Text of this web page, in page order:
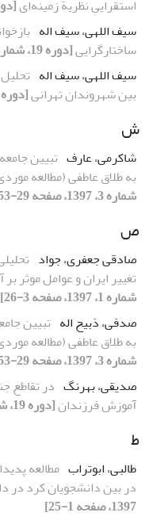
استقراییِ نظریة زمینه‌ای[دوره 19، شماره
سیف اللهی، سیف اله
ساختارگرایی[دوره 19، شماره 1، 1397، صفحه 68-90]
سیف اللهی، سیف اله
بین شهروندان تهرانی[دوره 19، شماره 3، 1397، صفحه 3-28]
ش
شاکرمی، عارف تبیین
به‌ طلاق عاطفی (مطالعه
شماره 3، 1397، صفحه 29-53]
ص
صادقی جعفری، جواد
تغییر ایران و عوامل موثر
شماره 1، 1397، صفحه 3-26]
صدفی، ذبیح اله تبیین
به‌ طلاق عاطفی (مطالعه
شماره 3، 1397، صفحه 29-53]
صدیقی، بهرنگ در تقاطع
آموزش فرزندان[دوره 19، شماره 2، 1397، صفحه 36-66]
ط
طالبی، ابوتراب مطالعه
در بین دانشجویان کرد در
1397، صفحه 1-25]